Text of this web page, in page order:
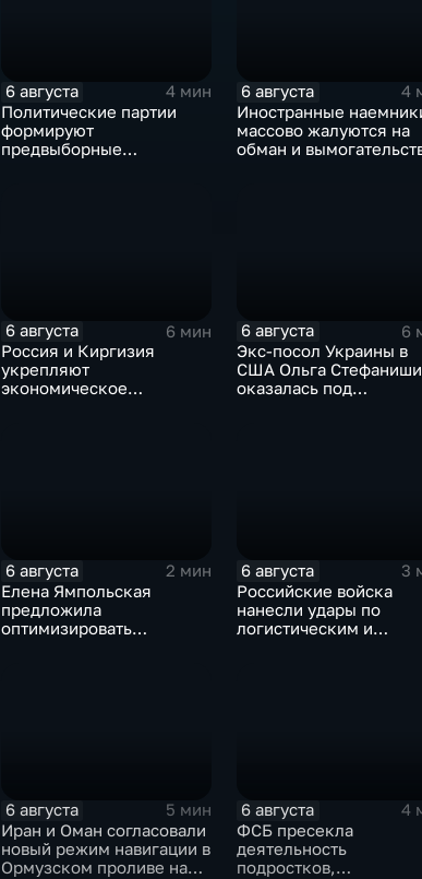
6 августа
4 мин
Политические партии
формируют
предвыборные
6 августа
4
Иностранные
массово жалуются на
обман и
6 августа
6 мин
Россия и Киргизия
укрепляют
экономическое
6 августа
6
Экс-посол Украины в
США Ольга
оказалась под
6 августа
2 мин
Елена Ямпольская
предложила
оптимизировать
6 августа
3
Российские войска
нанесли удары по
логистическим и
6 августа
5 мин
Иран и Оман согласовали
новый режим навигации в
Ормузском проливе на
6 августа
4
ФСБ пресекла
деятельность
подростков,